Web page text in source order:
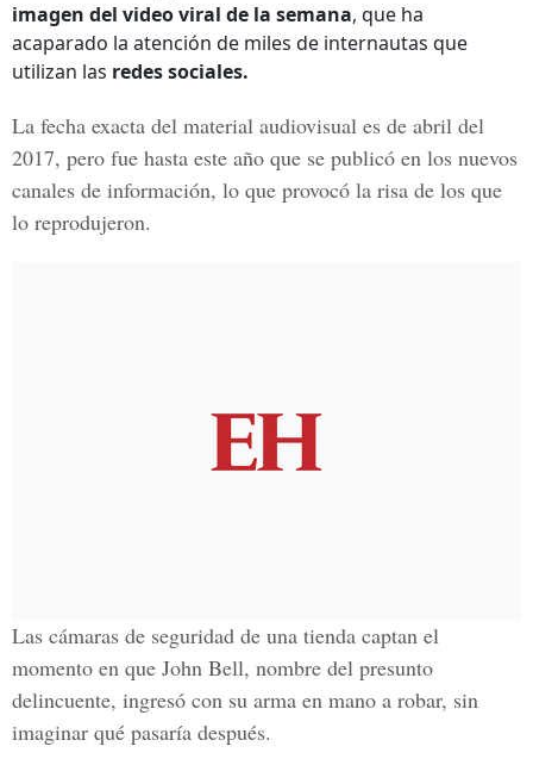
imagen del video viral de la semana, que ha
acaparado la atención de miles de internautas que
utilizan las redes sociales.
La fecha exacta del material audiovisual es de abril del
2017, pero fue hasta este año que se publicó en los nuevos
canales de información, lo que provocó la risa de los que
lo reprodujeron.
Las cámaras de seguridad de una tienda captan el
momento en que John Bell, nombre del presunto
delincuente, ingresó con su arma en mano a robar, sin
imaginar qué pasaría después.